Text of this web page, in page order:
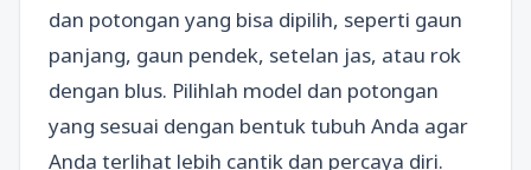
dan potongan yang bisa dipilih, seperti gaun
panjang, gaun pendek, setelan jas, atau rok
dengan blus. Pilihlah model dan potongan
yang sesuai dengan bentuk tubuh Anda agar
Anda terlihat lebih cantik dan percaya diri.